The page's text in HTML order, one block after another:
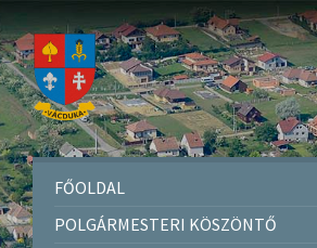
FŐOLDAL
POLGÁRMESTERI KÖSZÖNTŐ